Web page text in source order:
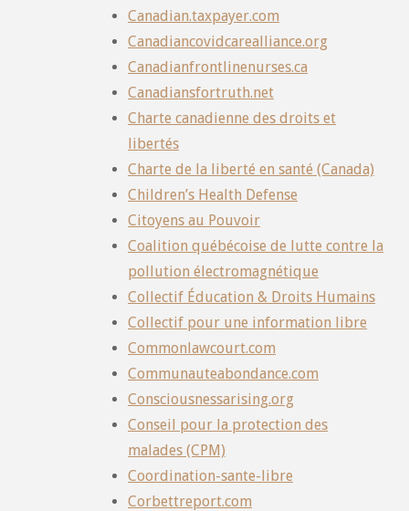
Canadian.taxpayer.com
Canadiancovidcarealliance.org
Canadianfrontlinenurses.ca
Canadiansfortruth.net
Charte canadienne des droits et
libertés
Charte de la liberté en santé (Canada)
Children’s Health Defense
Citoyens au Pouvoir
Coalition québécoise de lutte contre la
pollution électromagnétique
Collectif Éducation & Droits Humains
Collectif pour une information libre
Commonlawcourt.com
Communauteabondance.com
Consciousnessarising.org
Conseil pour la protection des
malades (CPM)
Coordination-sante-libre
Corbettreport.com